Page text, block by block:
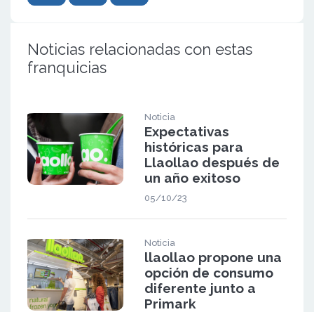
Noticias relacionadas con estas
franquicias
Noticia
Expectativas
históricas para
Llaollao después de
un año exitoso
05/10/23
Noticia
llaollao propone una
opción de consumo
diferente junto a
Primark